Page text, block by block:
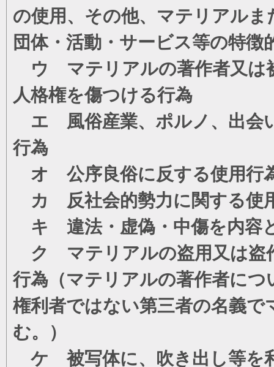
の使用、その他、マテリアル
団体・活動・サービス等の特
ウ マテリアルの著作者又は
人格権を傷つける行為
エ 風俗産業、ポルノ、出会
行為
オ 公序良俗に反する使用行
カ 反社会的勢力に関する使
キ 違法・虚偽・中傷を内容
ク マテリアルの盗用又は盗
行為（マテリアルの著作者に
権利者ではない第三者の名義
む。）
ケ 被写体に、吹き出し等を